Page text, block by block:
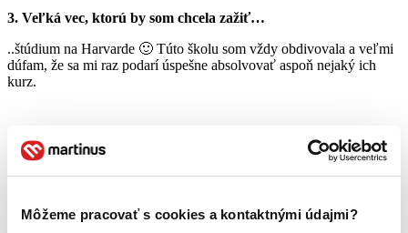
Môžeme pracovať s cookies a kontaktnými údajmi?
3. Veľká vec, ktorú by som chcela zažiť…
..štúdium na Harvarde 🙂 Túto školu som vždy obdivovala a veľmi
dúfam, že sa mi raz podarí úspešne absolvovať aspoň nejaký ich
kurz.
4. Pracovať pre zákaznícky servis v Martinuse, je…
…neustála výzva, ktorá končí buď krásnymi skúsenosťami, alebo
5. Najkrajší zážitok so zákazníkom…